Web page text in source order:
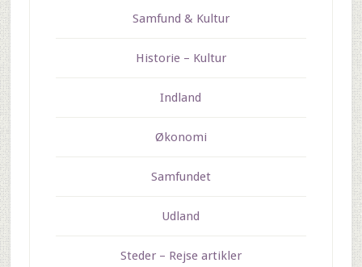
Samfund & Kultur
Historie – Kultur
Indland
Økonomi
Samfundet
Udland
Steder – Rejse artikler